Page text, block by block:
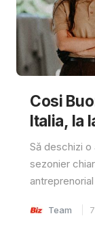
Cosi
Italia, la
Să deschizi
sezonier
Team 7